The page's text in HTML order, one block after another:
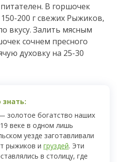
В горшочек
200 г свежих Рыжиков,
вкусу. Залить мясным
сочнем пресного
духовку на 25-30
золотое богатство наших
веке в одном лишь
уезде заготавливали
рыжиков и груздей. Эти
в столицу, где